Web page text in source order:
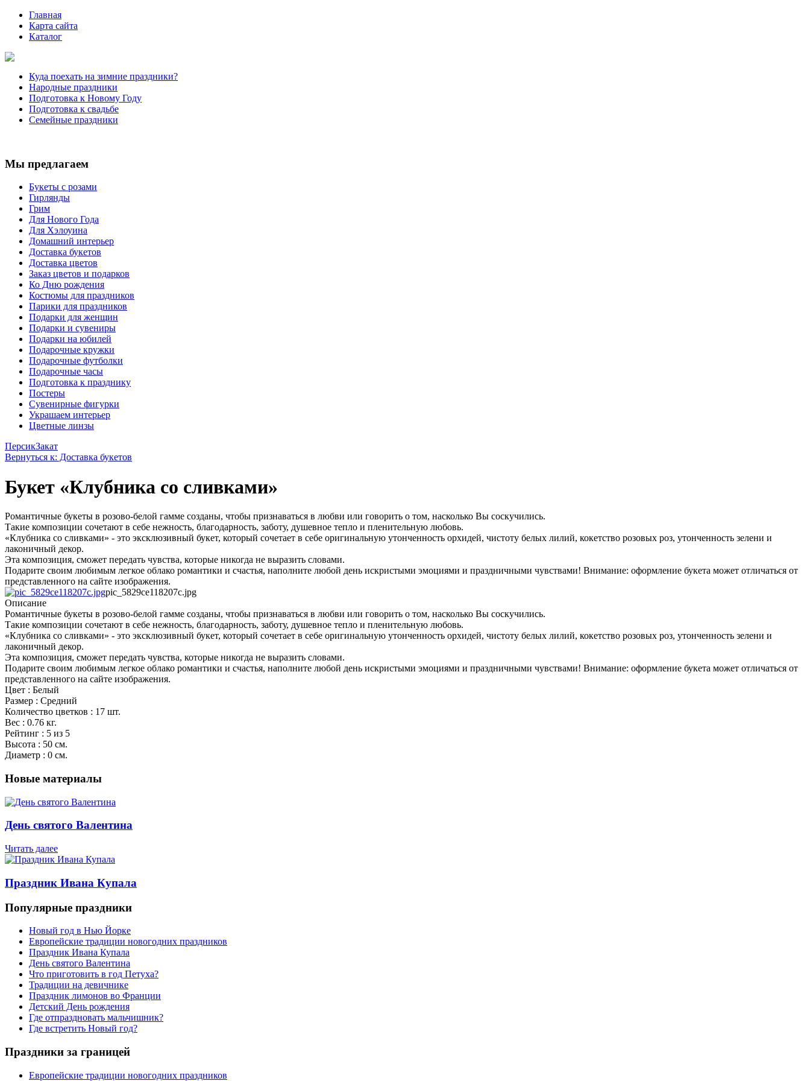
Главная
Карта сайта
Каталог
Куда поехать на зимние праздники?
Народные праздники
Подготовка к Новому Году
Подготовка к свадьбе
Семейные праздники
Мы предлагаем
Букеты с розами
Гирлянды
Грим
Для Нового Года
Для Хэлоуина
Домашний интерьер
Доставка букетов
Доставка цветов
Заказ цветов и подарков
Ко Дню рождения
Костюмы для праздников
Парики для праздников
Подарки для женщин
Подарки и сувениры
Подарки на юбилей
Подарочные кружки
Подарочные футболки
Подарочные часы
Подготовка к празднику
Постеры
Сувенирные фигурки
Украшаем интерьер
Цветные линзы
ПерсикЗакат
Вернуться к: Доставка букетов
Букет «Клубника со сливками»
Романтичные букеты в розово-белой гамме созданы, чтобы признаваться в любви или говорить о том, насколько Вы соскучились.
Такие композиции сочетают в себе нежность, благодарность, заботу, душевное тепло и пленительную любовь.
«Клубника со сливками» - это эксклюзивный букет, который сочетает в себе оригинальную утонченность орхидей, чистоту белых лилий, кокетство розовых роз, утонченность зелени и
лаконичный декор.
Эта композиция, сможет передать чувства, которые никогда не выразить словами.
Подарите своим любимым легкое облако романтики и счастья, наполните любой день искристыми эмоциями и праздничными чувствами! Внимание: оформление букета может отличаться от
представленного на сайте изображения.
pic_5829ce118207c.jpg
Описание
Романтичные букеты в розово-белой гамме созданы, чтобы признаваться в любви или говорить о том, насколько Вы соскучились.
Такие композиции сочетают в себе нежность, благодарность, заботу, душевное тепло и пленительную любовь.
«Клубника со сливками» - это эксклюзивный букет, который сочетает в себе оригинальную утонченность орхидей, чистоту белых лилий, кокетство розовых роз, утонченность зелени и
лаконичный декор.
Эта композиция, сможет передать чувства, которые никогда не выразить словами.
Подарите своим любимым легкое облако романтики и счастья, наполните любой день искристыми эмоциями и праздничными чувствами! Внимание: оформление букета может отличаться от
представленного на сайте изображения.
Цвет : Белый
Размер : Средний
Количество цветков : 17 шт.
Вес : 0.76 кг.
Рейтинг : 5 из 5
Высота : 50 см.
Диаметр : 0 см.
Новые материалы
День святого Валентина
Читать далее
Праздник Ивана Купала
Популярные праздники
Новый год в Нью Йорке
Европейские традиции новогодних праздников
Праздник Ивана Купала
День святого Валентина
Что приготовить в год Петуха?
Традиции на девичнике
Праздник лимонов во Франции
Детский День рождения
Где отпраздновать мальчишник?
Где встретить Новый год?
Праздники за границей
Европейские традиции новогодних праздников